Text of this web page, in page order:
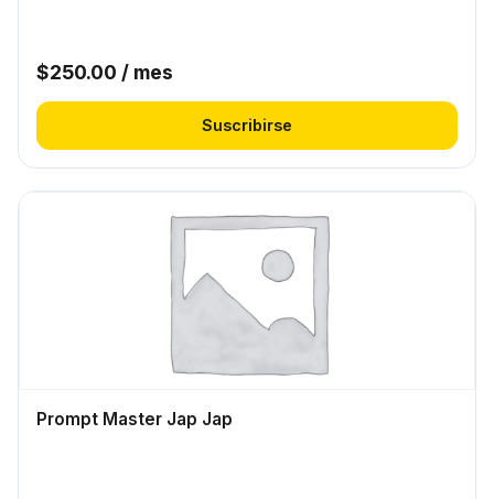
$250.00 / mes
Suscribirse
Prompt Master Jap Jap